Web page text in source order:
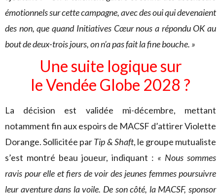
émotionnels sur cette campagne, avec des oui qui devenaient
des non, que quand Initiatives Cœur nous a répondu OK au
bout de deux-trois jours, on n’a pas fait la fine bouche. »
Une suite logique sur
le Vendée Globe 2028 ?
La décision est validée mi-décembre, mettant
notamment fin aux espoirs de MACSF d’attirer Violette
Dorange. Sollicitée parTip & Shaft, le groupe mutualiste
s’est montré beau joueur, indiquant : « Nous sommes
ravis pour elle et fiers de voir des jeunes femmes poursuivre
leur aventure dans la voile. De son côté, la MACSF, sponsor